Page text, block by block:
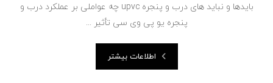
بایدها و نباید های درب و پنجره upvc چه عواملی بر عملکرد درب و
پنجره یو پی وی سی تأثیر ...
اطلاعات بیشتر